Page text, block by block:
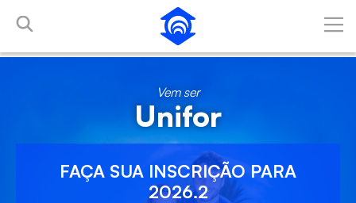
Pular para o Conteúdo principal
Vem ser
Unifor
FAÇA SUA INSCRIÇÃO PARA
2026.2